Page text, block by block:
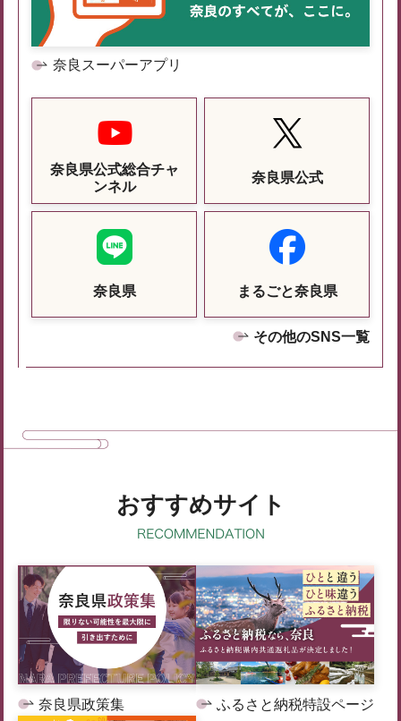
奈良スーパーアプリ
奈良県公式総合チャ
ンネル
奈良県公式
奈良県 まるごと奈良県
その他のSNS一覧
おすすめサイト
奈良県政策集 ふるさと納税特設ページ